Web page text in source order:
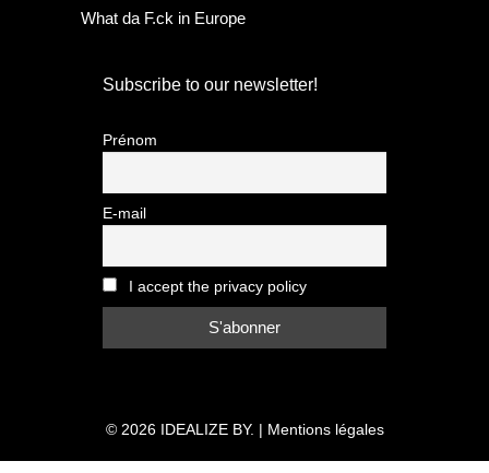
What da F.ck in Europe
Subscribe to our newsletter!
Prénom
E-mail
I accept the privacy policy
© 2026 IDEALIZE BY. | Mentions légales